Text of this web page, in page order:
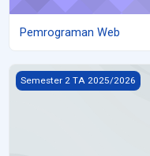
Pemrograman Web
Basis Data Lanjut
Semester 2 TA 2025/2026